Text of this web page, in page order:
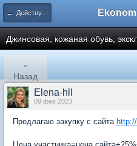
← Действующие закупки
Джинсовая, кожаная обувь,
«
Назад
Elena-hll
09 фев 2023
Предлагаю закупку с сайта